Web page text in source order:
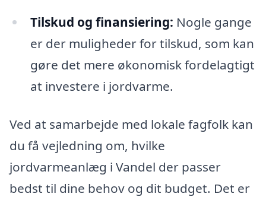
Tilskud og finansiering: Nogle gange
er der muligheder for tilskud, som kan
gøre det mere økonomisk fordelagtigt
at investere i jordvarme.
Ved at samarbejde med lokale fagfolk kan
du få vejledning om, hvilke
jordvarmeanlæg i Vandel der passer
bedst til dine behov og dit budget. Det er